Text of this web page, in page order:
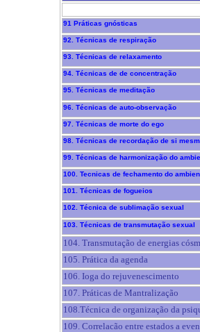
91 Práticas gnósticas
92. Técnicas de respiração
93. Técnicas de relaxamento
94. Técnicas de de concentração
95. Técnicas de meditação
96. Técnicas de auto-observação
97. Técnicas de morte do ego
98. Técnicas de recordação de si
99. Técnicas de harmonização do
100. Tecnicas de fechamento do
101. Técnicas de fogueios
102. Técnica de sublimação sexual
103. Técnicas de transmutação sexual
104. Transmutação de energias
105. Prática da agenda
106. Ioga do rejuvenescimento
107. Práticas de Mantralização
108.Técnica de organização da
109. Correlacão entre estados a